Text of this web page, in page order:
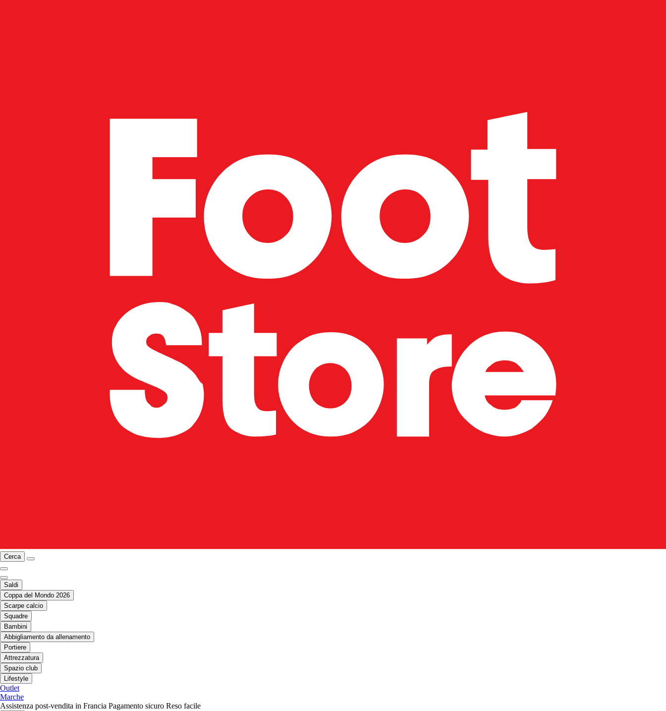
Cerca
Saldi
Coppa del Mondo 2026
Scarpe calcio
Squadre
Bambini
Abbigliamento da allenamento
Portiere
Attrezzatura
Spazio club
Lifestyle
Outlet
Marche
Assistenza post-vendita in Francia Pagamento sicuro Reso facile